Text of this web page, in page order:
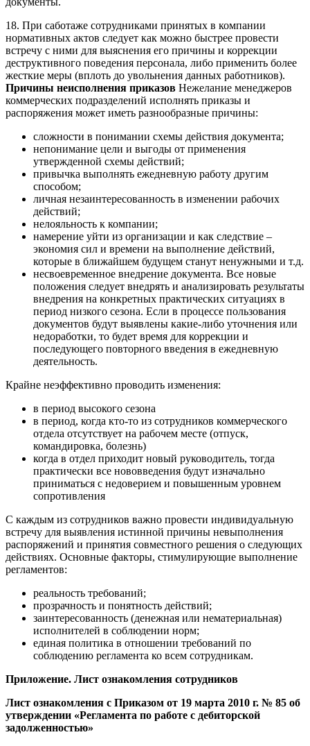
18. При саботаже сотрудниками принятых в компании
нормативных актов следует как можно быстрее провести
встречу с ними для выяснения его причины и коррекции
деструктивного поведения персонала, либо применить более
жесткие меры (вплоть до увольнения данных работников).
Причины неисполнения приказов Нежелание менеджеров
коммерческих подразделений исполнять приказы и
распоряжения может иметь разнообразные причины:
сложности в понимании схемы действия документа;
непонимание цели и выгоды от применения
утвержденной схемы действий;
привычка выполнять ежедневную работу другим
способом;
личная незаинтересованность в изменении рабочих
действий;
нелояльность к компании;
намерение уйти из организации и как следствие –
экономия сил и времени на выполнение действий,
которые в ближайшем будущем станут ненужными и т.д.
несвоевременное внедрение документа. Все новые
положения следует внедрять и анализировать результаты
внедрения на конкретных практических ситуациях в
период низкого сезона. Если в процессе пользования
документов будут выявлены какие-либо уточнения или
недоработки, то будет время для коррекции и
последующего повторного введения в ежедневную
деятельность.
Крайне неэффективно проводить изменения:
в период высокого сезона
в период, когда кто-то из сотрудников коммерческого
отдела отсутствует на рабочем месте (отпуск,
командировка, болезнь)
когда в отдел приходит новый руководитель, тогда
практически все нововведения будут изначально
приниматься с недоверием и повышенным уровнем
сопротивления
С каждым из сотрудников важно провести индивидуальную
встречу для выявления истинной причины невыполнения
распоряжений и принятия совместного решения о следующих
действиях. Основные факторы, стимулирующие выполнение
регламентов:
реальность требований;
прозрачность и понятность действий;
заинтересованность (денежная или нематериальная)
исполнителей в соблюдении норм;
единая политика в отношении требований по
соблюдению регламента ко всем сотрудникам.
Приложение. Лист ознакомления сотрудников
Лист ознакомления с Приказом от 19 марта 2010 г. № 85 об
утверждении «Регламента по работе с дебиторской
задолженностью»